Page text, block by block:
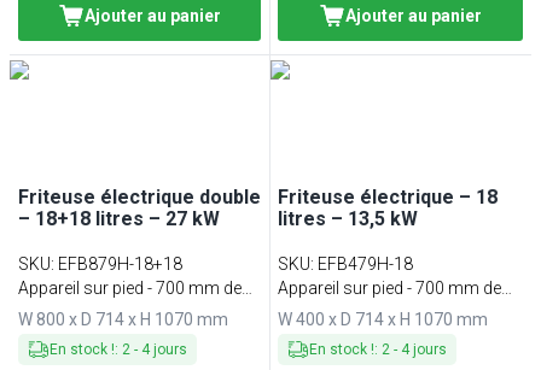
Ajouter au panier Ajouter au panier
Friteuse électrique double
– 18+18 litres – 27 kW
SKU: EFB879H-18+18
Appareil sur pied - 700 mm de
profondeur
W 800 x D 714 x H 1070 mm
En stock !: 2 - 4 jours
Friteuse électrique – 18
litres – 13,5 kW
SKU: EFB479H-18
Appareil sur pied - 700 mm de
profondeur
W 400 x D 714 x H 1070 mm
En stock !: 2 - 4 jours